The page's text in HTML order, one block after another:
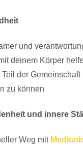
und
deinem Körper
der Gemeinschaft
zu können
und innere
Weg mit